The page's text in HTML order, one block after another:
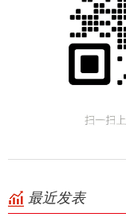
最近发表